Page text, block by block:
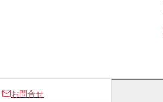
お問合せ